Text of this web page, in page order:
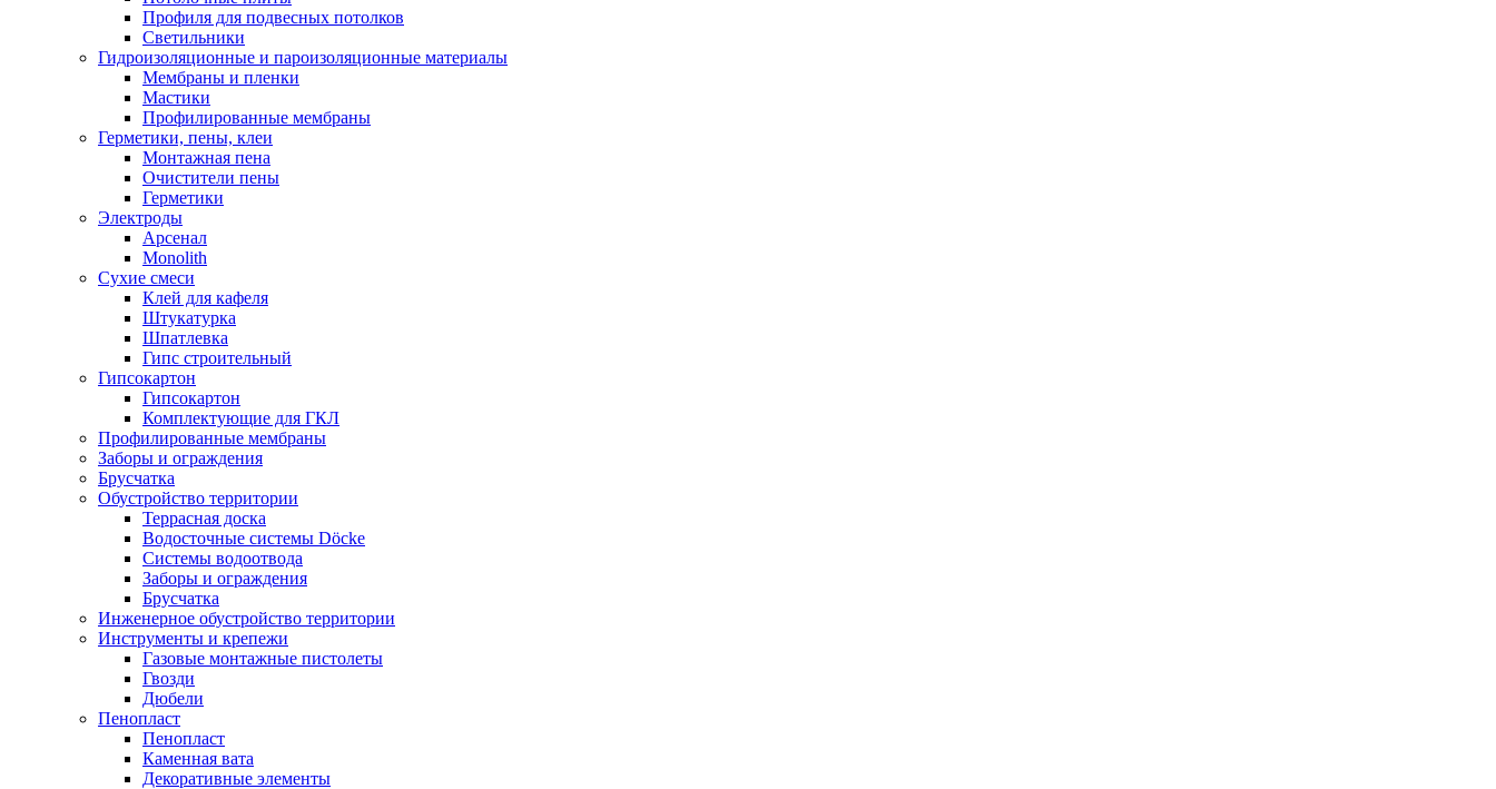
Профиля для подвесных потолков
Светильники
Гидроизоляционные и пароизоляционные материалы
Мембраны и пленки
Мастики
Профилированные мембраны
Герметики, пены, клеи
Монтажная пена
Очистители пены
Герметики
Электроды
Арсенал
Monolith
Сухие смеси
Клей для кафеля
Штукатурка
Шпатлевка
Гипс строительный
Гипсокартон
Гипсокартон
Комплектующие для ГКЛ
Профилированные мембраны
Заборы и ограждения
Брусчатка
Обустройство территории
Террасная доска
Водосточные системы Döcke
Системы водоотвода
Заборы и ограждения
Брусчатка
Инженерное обустройство территории
Инструменты и крепежи
Газовые монтажные пистолеты
Гвозди
Дюбели
Пенопласт
Пенопласт
Каменная вата
Декоративные элементы